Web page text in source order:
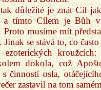
důležité je znát Cíl
a tímto Cílem je Bůh
Proto musíme mít
Jinak se stává to, co
ezoterických
dokola, což
s činností osla,
zastavil na tom